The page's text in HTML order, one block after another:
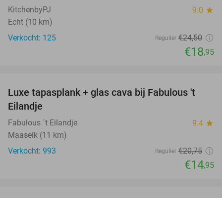
KitchenbyPJ 9.0 star
Echt (10 km)
Verkocht: 125
Regulier €24,50
€18,95
28%
Luxe tapasplank + glas cava bij Fabulous 't
Eilandje
Fabulous ´t Eilandje 9.4 star
Maaseik (11 km)
Verkocht: 993
Regulier €20,75
€14,95